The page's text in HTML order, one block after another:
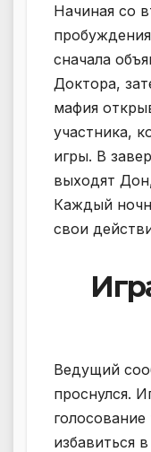
Начиная со
сначала
Доктора,
мафия
участника,
игры. В
выходят
Каждый
свои
Ведущий
проснулся.
избавиться